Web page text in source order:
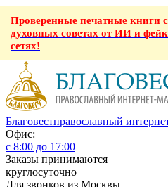
Проверенные печатные книги
духовных советах от ИИ и
сетях!
Благовестправославный
Офис:
с 8:00 до 17:00
Заказы принимаются
круглосуточно
Для звонков из Москвы